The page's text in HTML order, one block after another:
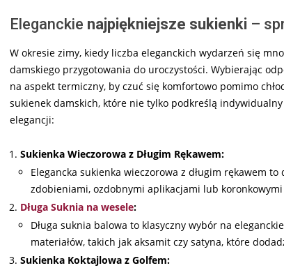
Eleganckie najpiękniejsze sukienki –
W okresie zimy, kiedy liczba eleganckich wydarzeń się
damskiego przygotowania do uroczystości. Wybierając
na aspekt termiczny, by czuć się komfortowo pomimo
sukienek damskich, które nie tylko podkreślą
elegancji:
Sukienka Wieczorowa z Długim Rękawem:
Elegancka sukienka wieczorowa z długim rękawem
zdobieniami, ozdobnymi aplikacjami lub
Długa Suknia na wesele:
Długa suknia balowa to klasyczny wybór na
materiałów, takich jak aksamit czy satyna, które
Sukienka Koktajlowa z Golfem: